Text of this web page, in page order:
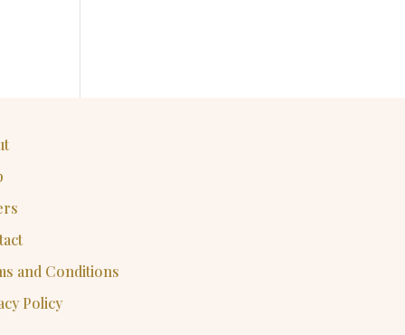
and Conditions
Policy